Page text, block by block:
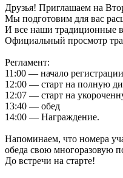
Друзья! Приглашаем на
Мы подготовим для вас
И все наши традиционные
Официальный просмотр
Регламент:
11:00 — начало регистрации
12:00 — старт на полную
12:07 — старт на
13:40 — обед
14:00 — Награждение.
Напоминаем, что номера
обеда свою многоразовую
До встречи на старте!